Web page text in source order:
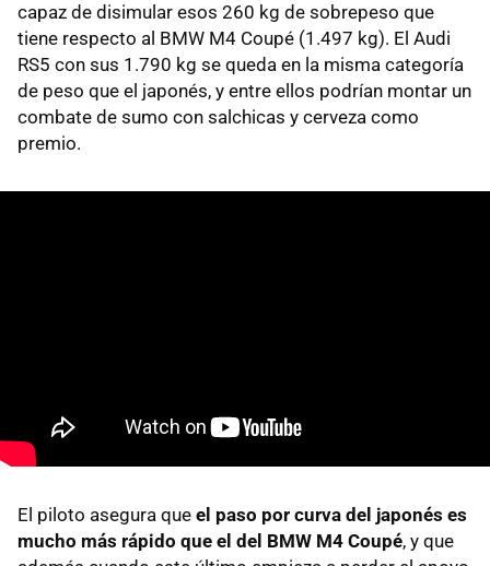
capaz de disimular esos 260 kg de sobrepeso que
tiene respecto al BMW M4 Coupé (1.497 kg). El Audi
RS5 con sus 1.790 kg se queda en la misma categoría
de peso que el japonés, y entre ellos podrían montar un
combate de sumo con salchicas y cerveza como
premio.
El piloto asegura que el paso por curva del japonés es
mucho más rápido que el del BMW M4 Coupé, y que